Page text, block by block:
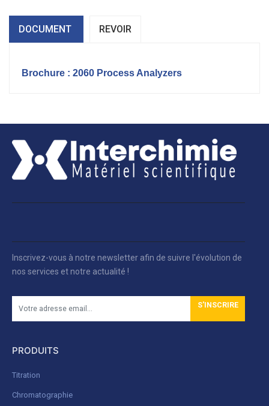
DOCUMENT REVOIR
Brochure : 2060 Process Analyzers
Inscrivez-vous à notre newsletter afin de suivre l'évolution de
nos services et notre actualité !
S'INSCRIRE
PRODUITS
Titration
Chromatographie